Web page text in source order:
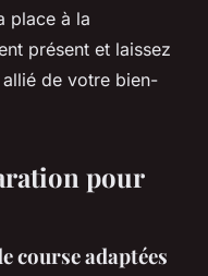
place à la
présent et laissez
de votre bien-
pour
course adaptées